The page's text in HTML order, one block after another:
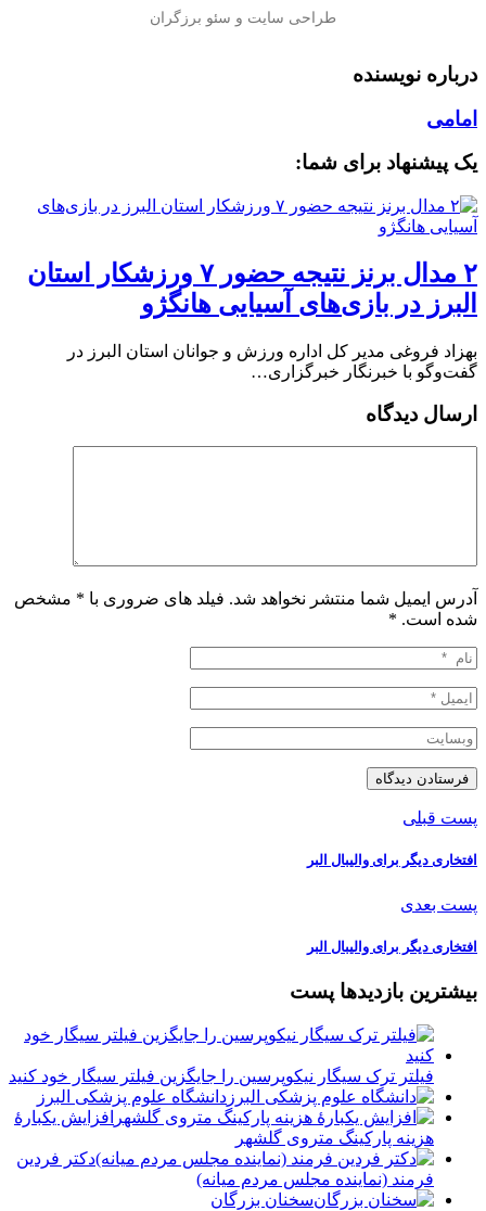
درباره نویسنده
امامی
یک پیشنهاد برای شما:
۲ مدال برنز نتیجه حضور ۷ ورزشکار استان
البرز در بازی‌های آسیایی هانگژو
بهزاد فروغی مدیر کل اداره ورزش و جوانان استان البرز در
گفت‌وگو با خبرنگار خبرگزاری…
ارسال دیدگاه
آدرس ایمیل شما منتشر نخواهد شد. فیلد های ضروری با * مشخص
شده است. *
پست قبلی
افتخاری دیگر برای والیبال البر
پست بعدی
افتخاری دیگر برای والیبال البر
بیشترین بازدیدها پست
فیلتر ترک سیگار نیکوپرسین را جایگزین فیلتر سیگار خود کنید
دانشگاه علوم پزشکی البرز
افزایش یکبارۀ
هزینه پارکینگ متروی گلشهر
دكتر فردين
فرمند (نماينده مجلس مردم میانه)
سخنان بزرگان